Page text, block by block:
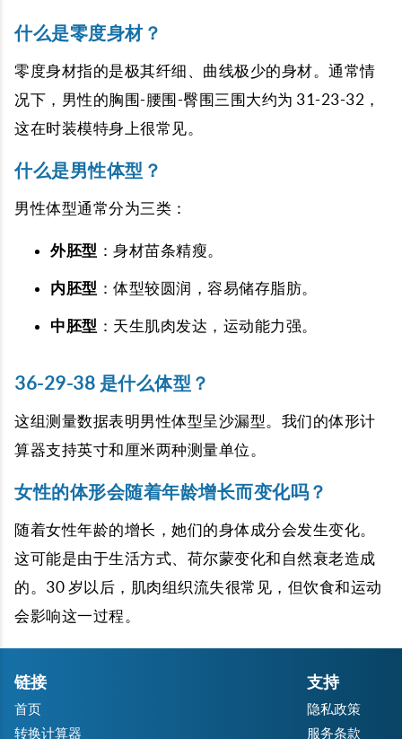
什么是零度身材？
零度身材指的是极其纤细、曲线极少的身材。通常情
况下，男性的胸围-腰围-臀围三围大约为 31-23-32，
这在时装模特身上很常见。
什么是男性体型？
男性体型通常分为三类：
外胚型 ：身材苗条精瘦。
内胚型 ：体型较圆润，容易储存脂肪。
中胚型 ：天生肌肉发达，运动能力强。
36-29-38 是什么体型？
这组测量数据表明男性体型呈沙漏型。我们的体形计
算器支持英寸和厘米两种测量单位。
女性的体形会随着年龄增长而变化吗？
随着女性年龄的增长，她们的身体成分会发生变化。
这可能是由于生活方式、荷尔蒙变化和自然衰老造成
的。30 岁以后，肌肉组织流失很常见，但饮食和运动
会影响这一过程。
链接
首页
转换计算器
支持
隐私政策
服务条款